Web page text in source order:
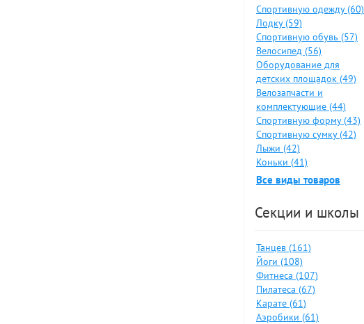
Спортивную одежду (60)
Лодку (59)
Спортивную обувь (57)
Велосипед (56)
Оборудование для
детских площадок (49)
Велозапчасти и
комплектующие (44)
Спортивную форму (43)
Спортивную сумку (42)
Лыжи (42)
Коньки (41)
Все виды товаров
Секции и школы
Танцев (161)
Йоги (108)
Фитнеса (107)
Пилатеса (67)
Карате (61)
Аэробики (61)